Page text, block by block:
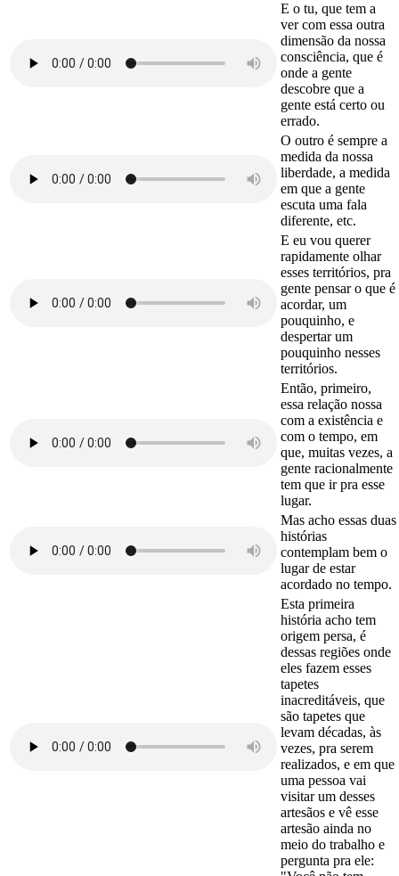
E o tu, que tem a
ver com essa outra
dimensão da nossa
consciência, que é
onde a gente
descobre que a
gente está certo ou
errado.
O outro é sempre a
medida da nossa
liberdade, a medida
em que a gente
escuta uma fala
diferente, etc.
E eu vou querer
rapidamente olhar
esses territórios, pra
gente pensar o que é
acordar, um
pouquinho, e
despertar um
pouquinho nesses
territórios.
Então, primeiro,
essa relação nossa
com a existência e
com o tempo, em
que, muitas vezes, a
gente racionalmente
tem que ir pra esse
lugar.
Mas acho essas duas
histórias
contemplam bem o
lugar de estar
acordado no tempo.
Esta primeira
história acho tem
origem persa, é
dessas regiões onde
eles fazem esses
tapetes
inacreditáveis, que
são tapetes que
levam décadas, às
vezes, pra serem
realizados, e em que
uma pessoa vai
visitar um desses
artesãos e vê esse
artesão ainda no
meio do trabalho e
pergunta pra ele: